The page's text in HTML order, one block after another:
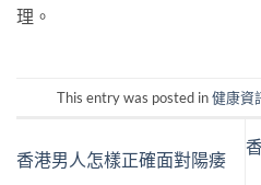
理。
This entry was posted in健康資
香港男人怎樣正確面對陽痿